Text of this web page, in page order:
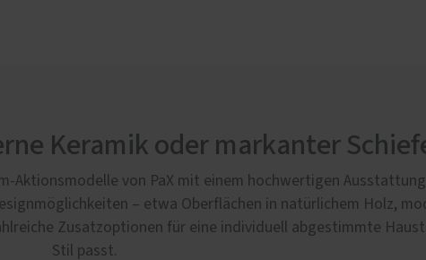
Keramik oder markanter
Aktionsmodelle von PaX mit einem hochwertigen
– etwa Oberflächen in natürlichem Holz,
Zusatzoptionen für eine individuell abgestimmte
Stil passt.